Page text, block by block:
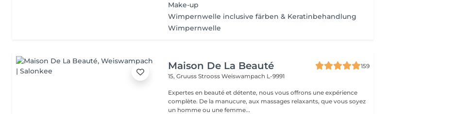
Make-up
Wimpernwelle inclusive färben & Keratinbehandlung
Wimpernwelle
Maison De La Beauté
159
15, Gruuss StroossWeiswampach L-9991
Expertes en beauté et détente, nous vous offrons une expérience
complète. De la manucure, aux massages relaxants, que vous soyez
un homme ou une femme...